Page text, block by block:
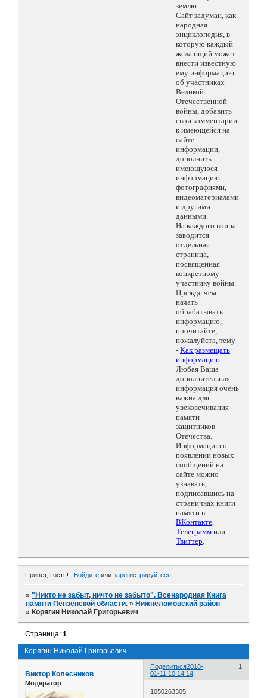
землю.
Сайт задуман, как
народная
энциклопедия, в
которую каждый
желающий может
внести известную
ему информацию
об участниках
Великой
Отечественной
войны, добавить
свои комментарии
к имеющейся на
сайте
информации,
дополнить
имеющуюся
информацию
фотографиями,
видеоматериалами
и другими
данными.
На каждого воина
заводится
отдельная
страница,
посвященная
конкретному
участнику войны.
Прежде чем
начать
обрабатывать
информацию,
прочитайте,
пожалуйста, тему
- Как размещать
информацию.
Любая Ваша
дополнительная
информация очень
важна для
увековечивания
памяти
защитников
Отечества.
Информацию о
появлении новых
сообщений на
сайте можно
узнавать,
подписавшись на
страничках книги
памяти в
ВКонтакте,
Телеграмм или
Твиттер.
Привет, Гость! Войдитеили зарегистрируйтесь.
»"Никто не забыт, ничто не забыто". Всенародная Книга
памяти Пензенской области. » Нижнеломовский район
» Корягин Николай Григорьевич
Корягин Николай Григорьевич
Страница:1
Поделиться 1
2018-
01-11 10:14:14
Виктор Колесников
Модератор
1050263305